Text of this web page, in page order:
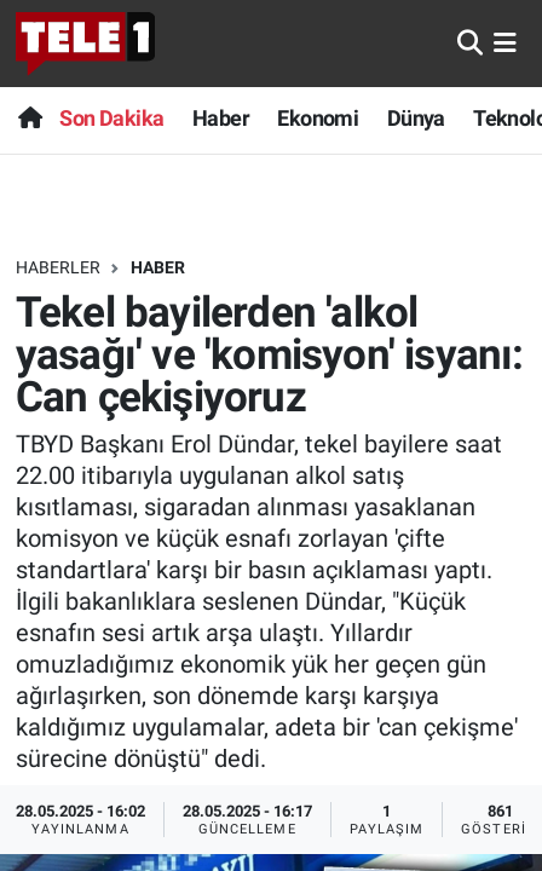
Son Dakika Haber Ekonomi Dünya
HABERLER HABER
Tekel bayilerden 'alkol
yasağı' ve 'komisyon' isyanı:
Can çekişiyoruz
TBYD Başkanı Erol Dündar, tekel bayilere saat
22.00 itibarıyla uygulanan alkol satış
kısıtlaması, sigaradan alınması yasaklanan
komisyon ve küçük esnafı zorlayan 'çifte
standartlara' karşı bir basın açıklaması yaptı.
İlgili bakanlıklara seslenen Dündar, "Küçük
esnafın sesi artık arşa ulaştı. Yıllardır
omuzladığımız ekonomik yük her geçen gün
ağırlaşırken, son dönemde karşı karşıya
kaldığımız uygulamalar, adeta bir 'can çekişme'
sürecine dönüştü" dedi.
28.05.2025 - 16:02
YAYINLANMA
28.05.2025 - 16:17
GÜNCELLEME
1
PAYLAŞIM
861
GÖSTERIM
Anında Manşet
Başka Sohbetler
Bilim turu
Bilim ve Teknoloji Evreni
Doğa Konuşuyor
Dünya
Ege Saati
Ege'den Esintiler
Eğitim
Eğlence
Ekonomi
Forum
Son Dakika
Haber
Dünya
Teknoloji
Sağlık
Spor
Yayın Akışı
İletişim
Nöbetçi Eczaneler
Hava Durumu
Trafik Durumu
Süper Lig Puan Durumu ve Fikstür
Tüm Manşetler
Son Dakika Haberleri
Haber Arşivi